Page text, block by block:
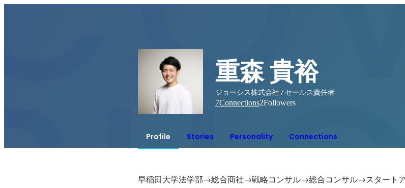
重森 貴裕
ジョーシス株式会社 / セールス責任者
7Connections2Followers
Profile Stories Personality Connections
早稲田大学法学部→総合商社→戦略コンサル→総合コンサル→スタート